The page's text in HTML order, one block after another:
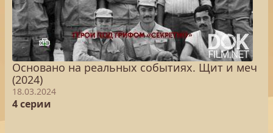
Основано на реальных событиях. Щит и меч
(2024)
18.03.2024
4 серии